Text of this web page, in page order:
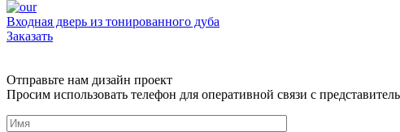
Входная дверь из тонированного дуба
Заказать
Отправьте нам дизайн проект
Просим использовать телефон для оперативной связи с